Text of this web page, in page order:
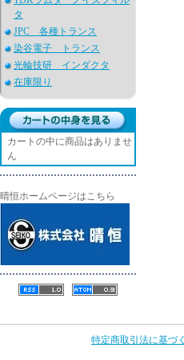
タ
JPC 各種トランス
染谷電子 トランス
光輪技研 インダクタ
在庫限り
カートの中に商品はありませ
ん
晴恒ホームページはこちら
特定商取引法に基づ